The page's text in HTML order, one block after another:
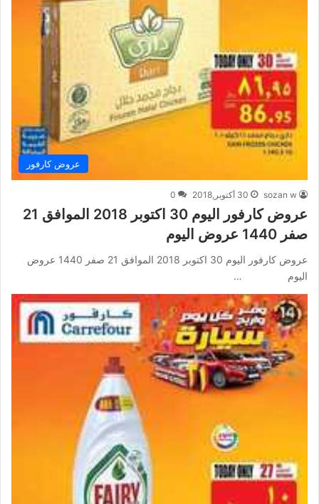
عروض كارفور
sozan w 30 أكتوبر,2018 0
عروض كارفور اليوم 30 اكتوبر 2018 الموافق 21
صفر 1440 عروض اليوم
عروض كارفور اليوم 30 اكتوبر 2018 الموافق 21 صفر 1440 عروض
اليوم …